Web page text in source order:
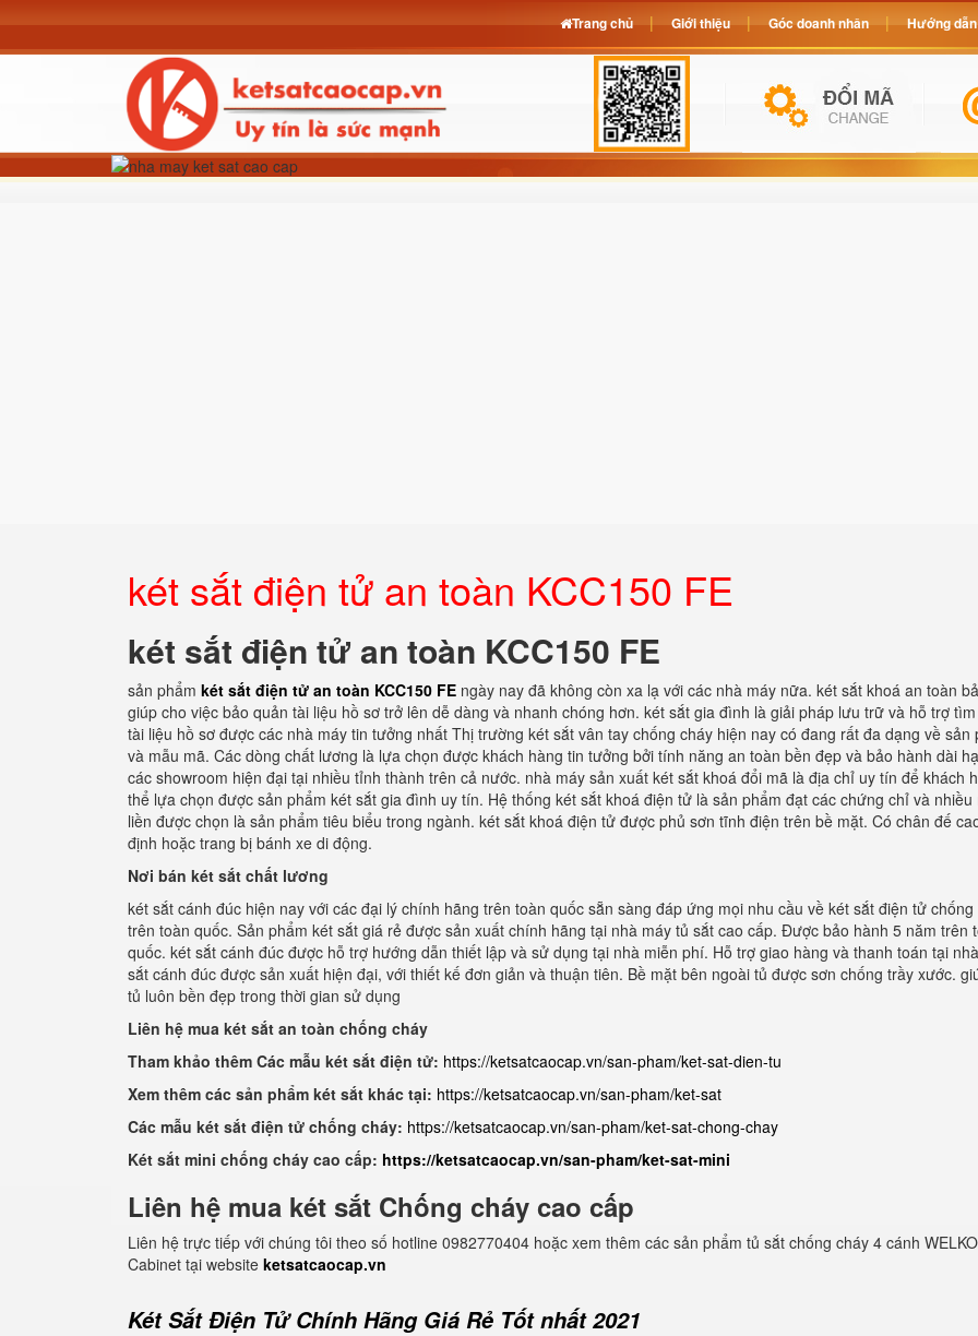
két sắt điện tử an toàn KCC150 FE
két sắt điện tử an toàn KCC150 FE
sản phẩm két sắt điện tử an toàn KCC150 FE ngày nay đã không còn xa lạ với các nhà máy nữa. két sắt khoá an toàn
giúp cho việc bảo quản tài liệu hồ sơ trở lên dễ dàng và nhanh chóng hơn. két sắt gia đình là giải pháp lưu trữ và hỗ trợ
tài liệu hồ sơ được các nhà máy tin tưởng nhất Thị trường két sắt vân tay chống cháy hiện nay có đang rất đa dạng về sản
và mẫu mã. Các dòng chất lương là lựa chọn được khách hàng tin tưởng bởi tính năng an toàn bền đẹp và bảo hành dài
các showroom hiện đại tại nhiều tỉnh thành trên cả nước. nhà máy sản xuất két sắt khoá đổi mã là địa chỉ uy tín để khách
thể lựa chọn được sản phẩm két sắt gia đình uy tín. Hệ thống két sắt khoá điện tử là sản phẩm đạt các chứng chỉ và nhiều
liền được chọn là sản phẩm tiêu biểu trong ngành. két sắt khoá điện tử được phủ sơn tĩnh điện trên bề mặt. Có chân đế
định hoặc trang bị bánh xe di động.
Nơi bán két sắt chất lương
két sắt cánh đúc hiện nay với các đại lý chính hãng trên toàn quốc sẵn sàng đáp ứng mọi nhu cầu về két sắt điện tử chống
trên toàn quốc. Sản phẩm két sắt giá rẻ được sản xuất chính hãng tại nhà máy tủ sắt cao cấp. Được bảo hành 5 năm trên
quốc. két sắt cánh đúc được hỗ trợ hướng dẫn thiết lập và sử dụng tại nhà miễn phí. Hỗ trợ giao hàng và thanh toán tại
sắt cánh đúc được sản xuất hiện đại, với thiết kế đơn giản và thuận tiên. Bề mặt bên ngoài tủ được sơn chống trầy xước.
tủ luôn bền đẹp trong thời gian sử dụng
Liên hệ mua két sắt an toàn chống cháy
Tham khảo thêm Các mẫu két sắt điện tử: https://ketsatcaocap.vn/san-pham/ket-sat-dien-tu
Xem thêm các sản phẩm két sắt khác tại: https://ketsatcaocap.vn/san-pham/ket-sat
Các mẫu két sắt điện tử chống cháy: https://ketsatcaocap.vn/san-pham/ket-sat-chong-chay
Két sắt mini chống cháy cao cấp: https://ketsatcaocap.vn/san-pham/ket-sat-mini
Liên hệ mua két sắt Chống cháy cao cấp
Liên hệ trực tiếp với chúng tôi theo số hotline 0982770404 hoặc xem thêm các sản phẩm tủ sắt chống cháy 4 cánh
Cabinet tại website ketsatcaocap.vn
Két Sắt Điện Tử Chính Hãng Giá Rẻ Tốt nhất 2021
Trang chủ Giới thiệu Góc doanh nhân Hướng